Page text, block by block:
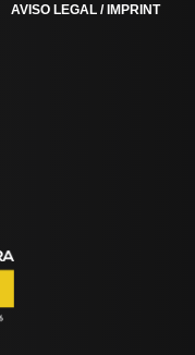
AVISO LEGAL / IMPRINT